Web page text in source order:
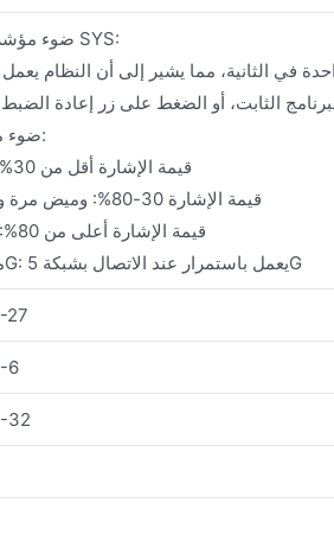
ضوء مؤشر تشغيل نظام SYS:
ضوء مؤشر الإشارة:
قيمة الإشارة أقل من 30%: وميض سريع
قيمة الإشارة 30-80%: وميض مرة واحدة كل ثانية
قيمة الإشارة أعلى من 80%: دائم التشغيل
مؤشر شبكة 5G: يعمل باستمرار عند الاتصال بشبكة 5G
27
6
32